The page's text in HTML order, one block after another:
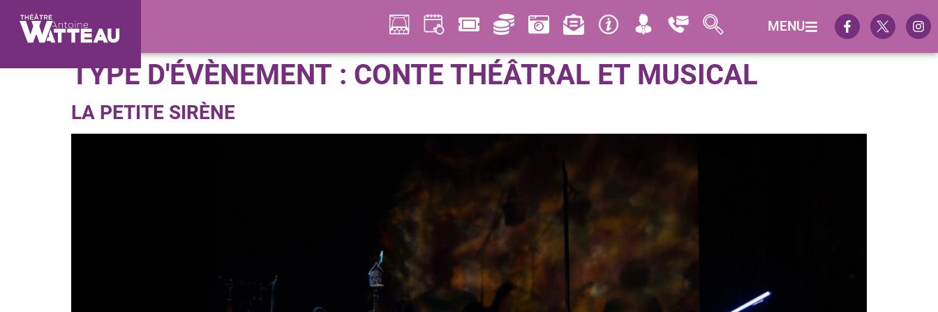
MENU
TYPE D'ÉVÈNEMENT : CONTE THÉÂTRAL ET MUSICAL
LA PETITE SIRÈNE